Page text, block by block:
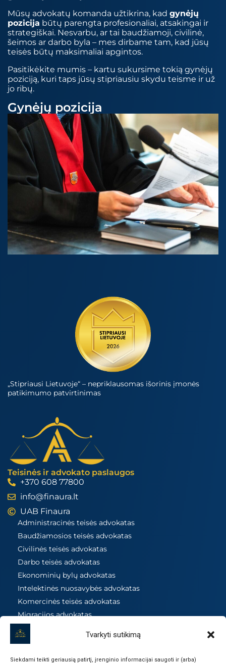
Tvarkyti sutikimą
Siekdami teikti geriausią patirtį, įrenginio informacijai saugoti ir (arba)
Mūsų advokatų komanda užtikrina, kad gynėjų
pozicija būtų parengta profesionaliai, atsakingai ir
strategiškai. Nesvarbu, ar tai baudžiamoji, civilinė,
šeimos ar darbo byla – mes dirbame tam, kad jūsų
teisės būtų maksimaliai apgintos.
Pasitikėkite mumis – kartu sukursime tokią gynėjų
poziciją, kuri taps jūsų stipriausiu skydu teisme ir už
jo ribų.
Gynėjų pozicija
„Stipriausi Lietuvoje“ – nepriklausomas išorinis įmonės
patikimumo patvirtinimas
Teisinės ir advokato paslaugos
+370 608 77800
info@finaura.lt
UAB Finaura
Administracinės teisės advokatas
Baudžiamosios teisės advokatas
Civilinės teisės advokatas
Darbo teisės advokatas
Ekonominių bylų advokatas
Intelektinės nuosavybės advokatas
Komercinės teisės advokatas
Migracijos advokatas
Mokesčių teisės advokatas
Nekilnojamojo turto advokatas